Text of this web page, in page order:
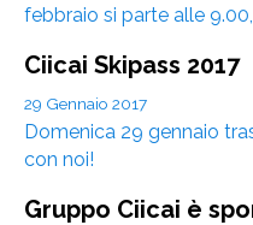
febbraio si parte alle
Ciicai Skipass 2017
29 Gennaio 2017
Domenica 29 gennaio
con noi!
Gruppo Ciicai è